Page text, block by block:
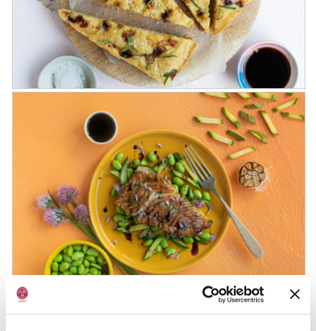
Tortelli di zucca con ragù di salsiccia
all’Aceto Balsamico di Modena IGP
Pinzone all’Aceto Balsamico di Modena
IGP, pancetta e rosmarino